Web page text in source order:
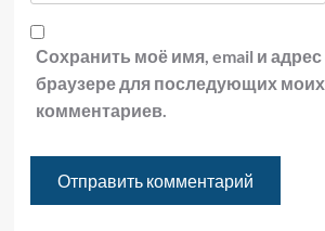
Сохранить моё имя, email и адрес
браузере для последующих моих
комментариев.